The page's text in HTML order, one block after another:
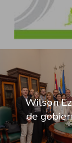
Wilson
de